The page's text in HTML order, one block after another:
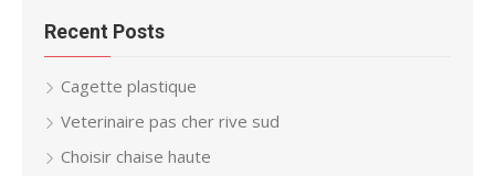
Recent Posts
Cagette plastique
Veterinaire pas cher rive sud
Choisir chaise haute